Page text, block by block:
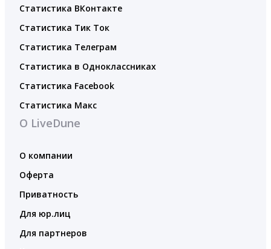
Статистика ВКонтакте
Статистика Тик Ток
Статистика Телеграм
Статистика в Одноклассниках
Статистика Facebook
Статистика Макс
О LiveDune
О компании
Оферта
Приватность
Для юр.лиц
Для партнеров